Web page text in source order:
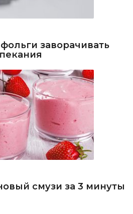
заворачивать
смузи за 3 минуты